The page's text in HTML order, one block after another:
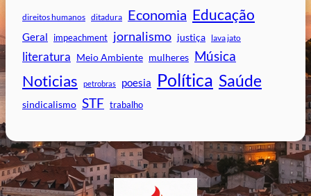
direitos humanos ditadura Economia Educação
Geral impeachment jornalismo justiça lava jato
literatura Meio Ambiente mulheres Música
Noticias petrobras poesia Política Saúde
sindicalismo STF trabalho